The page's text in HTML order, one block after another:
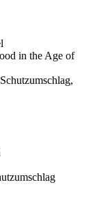
in the Age of